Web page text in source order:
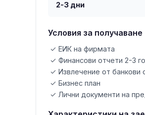
2-3 дни
Условия за получаване
✓ ЕИК на фирмата
✓ Финансови отчети 2-3
✓ Извлечение от банкови
✓ Бизнес план
✓ Лични документи на